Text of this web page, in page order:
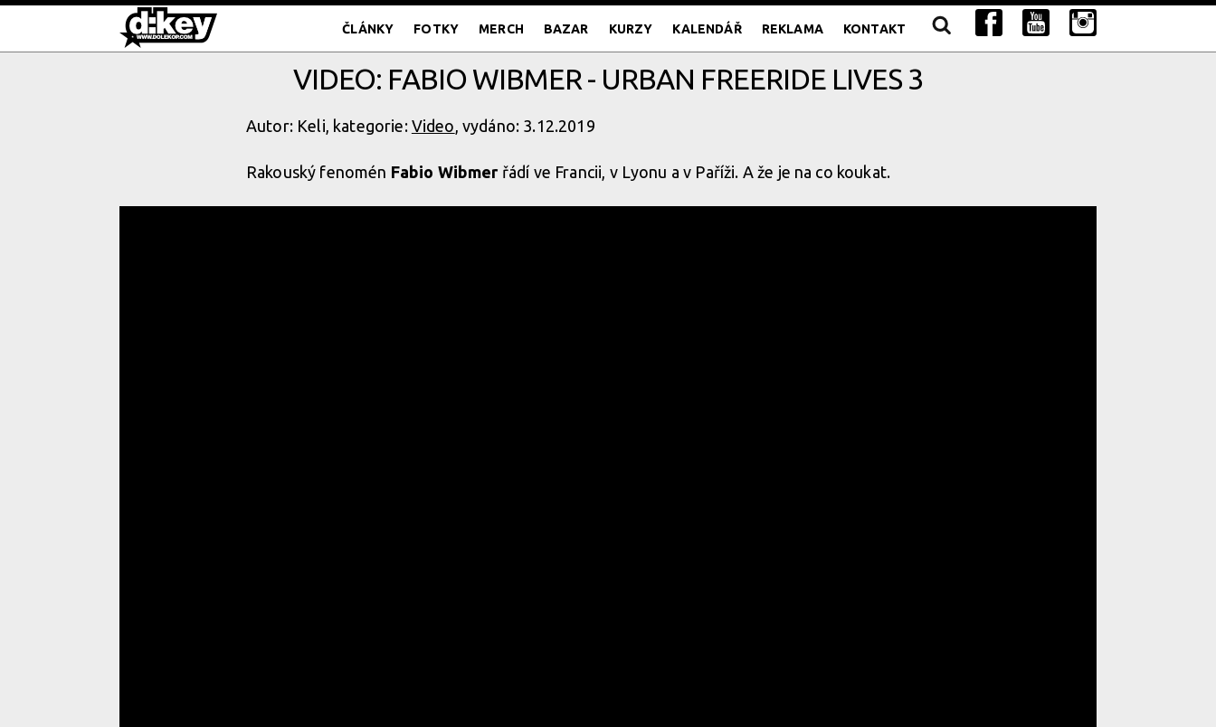
ČLÁNKY FOTKY MERCH BAZAR KURZY KALENDÁŘ REKLAMA KONTAKT
VIDEO: FABIO WIBMER - URBAN FREERIDE LIVES 3
Autor: Keli, kategorie: Video, vydáno: 3.12.2019
Rakouský fenomén Fabio Wibmerřádí ve Francii, v Lyonu a v Paříži. A že je na co koukat.